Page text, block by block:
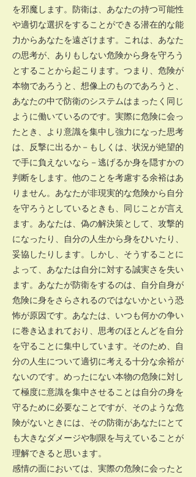
を邪魔します。防衛は、あなたの持つ可能性
や適切な選択をすることができる潜在的な能
力からあなたを遠ざけます。これは、あなた
の思考が、ありもしない危険から身を守ろう
とすることから起こります。つまり、危険が
本物であろうと、想像上のものであろうと、
あなたの中で防衛のシステムはまったく同じ
ように働いているのです。実際に危険に会っ
たとき、より意識を集中し強力になった思考
は、反撃に出るか－もしくは、状況が絶望的
で手に負えないなら－逃げるか身を隠すかの
判断をします。他のことを考慮する余裕はあ
りません。あなたが非現実的な危険から自分
を守ろうとしているときも、同じことが言え
ます。あなたは、偽の解決策として、攻撃的
になったり、自分の人生から身をひいたり、
妥協したりします。しかし、そうすることに
よって、あなたは自分に対する誠実さを失い
ます。あなたが防衛をするのは、自分自身が
危険に身をさらされるのではないかという恐
怖が原因です。あなたは、いつも何かの争い
に巻き込まれており、思考のほとんどを自分
を守ることに集中しています。そのため、自
分の人生について適切に考える十分な余裕が
ないのです。めったにない本物の危険に対し
て極度に意識を集中させることは自分の身を
守るために必要なことですが、そのような危
険がないときには、その防衛があなたにとて
も大きなダメージや制限を与えていることが
理解できると思います。
感情の面においては、実際の危険に会ったと